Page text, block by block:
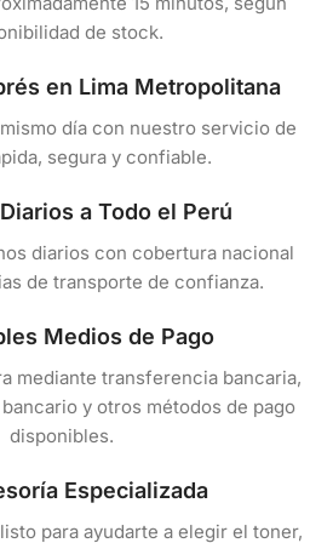
de stock.
en Lima Metropolitana
día con nuestro servicio de
segura y confiable.
a Todo el Perú
diarios con cobertura nacional
de transporte de confianza.
Medios de Pago
mediante transferencia bancaria,
y otros métodos de pago
disponibles.
Especializada
para ayudarte a elegir el toner,